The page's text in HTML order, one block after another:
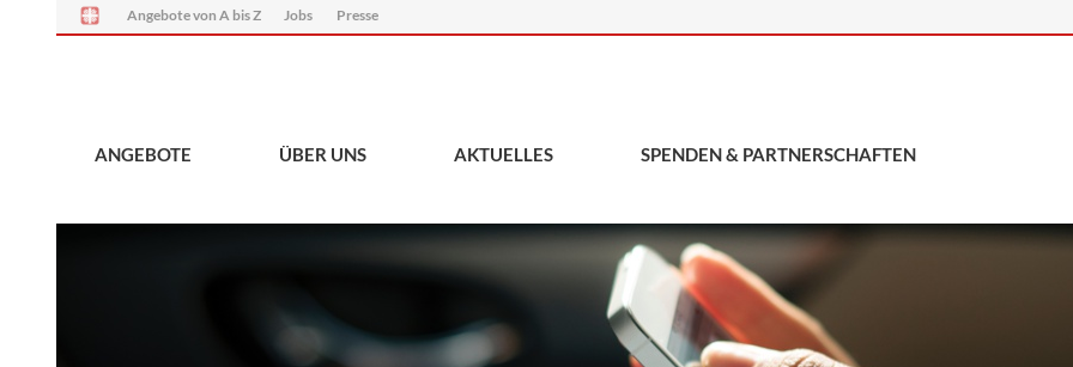
Angebote von A bis Z Jobs Presse
ANGEBOTE ÜBER UNS AKTUELLES SPENDEN & PARTNERSCHAFTEN